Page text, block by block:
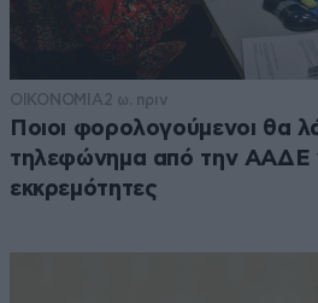
ΟΙΚΟΝΟΜΙΑ2 ω. πριν
Ποιοι φορολογούμενοι θα
τηλεφώνημα από την ΑΑΔΕ
εκκρεμότητες